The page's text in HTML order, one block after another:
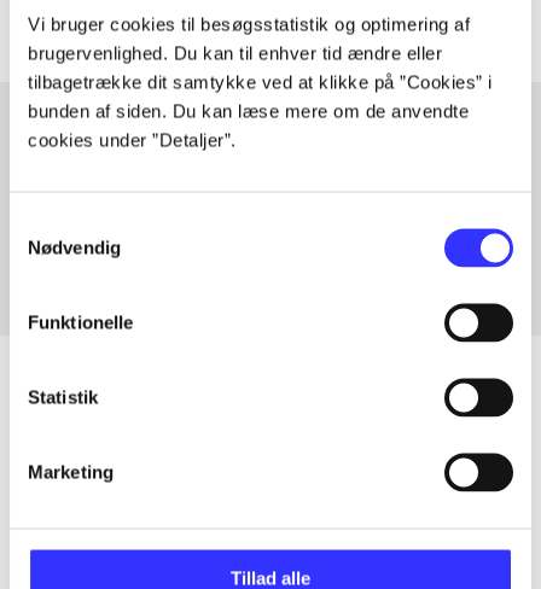
Vi bruger cookies til besøgsstatistik og optimering af
brugervenlighed. Du kan til enhver tid ændre eller
tilbagetrække dit samtykke ved at klikke på ”Cookies” i
bunden af siden. Du kan læse mere om de anvendte
cookies under ”Detaljer”.
Nødvendig
Funktionelle
Statistik
Marketing
Tillad alle
Alle registrerede artikler fordelt på udgivelser
...